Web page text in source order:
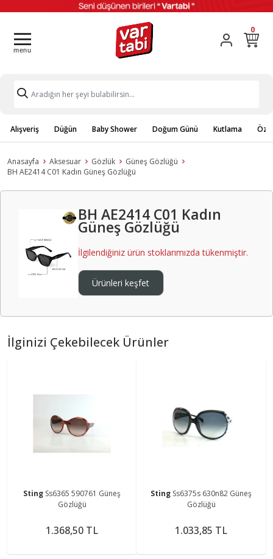
0
Alışveriş Düğün Baby Shower Doğum Günü Kutlama
Anasayfa Aksesuar Gözlük
Güneş Gözlüğü
BH AE2414 C01 Kadın Güneş Gözlüğü
BH AE2414 C01 Kadın
Güneş Gözlüğü
İlgilendiğiniz ürün stoklarımızda tükenmiştir.
Ürünleri keşfet
İlginizi Çekebilecek Ürünler
Sting Ss6365 590761 Güneş
Gözlüğü
1.368,50 TL
Sting Ss6375s 630n82 Güneş
Gözlüğü
1.033,85 TL